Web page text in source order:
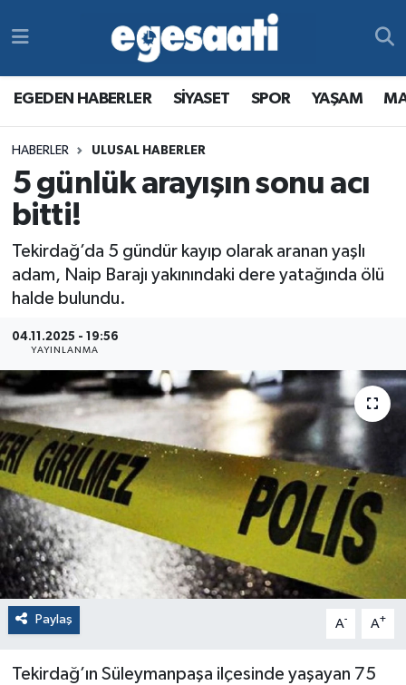
EGEDEN HABERLER SİYASET SPOR YAŞAM
HABERLER ULUSAL HABERLER
5 günlük arayışın sonu acı
bitti!
Tekirdağ’da 5 gündür kayıp olarak aranan yaşlı
adam, Naip Barajı yakınındaki dere yatağında ölü
halde bulundu.
04.11.2025 - 19:56
YAYINLANMA
Paylaş A- A+
Tekirdağ’ın Süleymanpaşa ilçesinde yaşayan 75
MAGAZİN
RESMİ REKLAMLAR
YAŞAM
MAGAZİN
RESMİ REKLAMLAR
Egemax TV
Tüm Manşetler
Son Dakika Haberleri
Haber Arşivi